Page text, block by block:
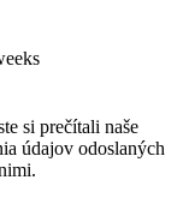
si prečítali naše
údajov odoslaných